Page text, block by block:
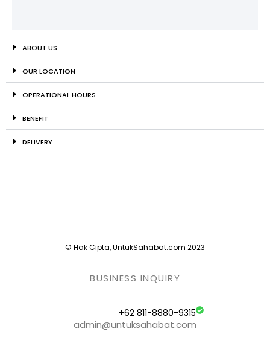
ABOUT US
OUR LOCATION
OPERATIONAL HOURS
BENEFIT
DELIVERY
© Hak Cipta, UntukSahabat.com 2023
BUSINESS INQUIRY
+62 811-8880-9315
admin@untuksahabat.com